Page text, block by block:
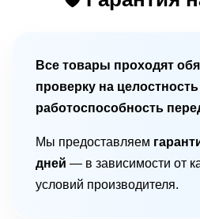
Все товары проходят
проверку на целостность
работоспособность
Мы предоставляем
дней — в зависимости от
условий производителя.